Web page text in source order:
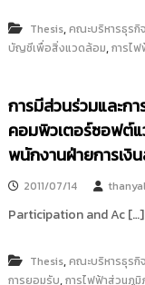
Thesis,คณะบริหารธุรกิ
บัญชีเพื่อสิ่งแวดล้อม,การไ
การมีส่วนร่วมและก
คอมพิวเตอร์ซอฟต์แ
พนักงานฝ่ายการเงิ
2011/07/14
Participation and Ac […]
Thesis,คณะบริหารธุรกิ
การยอมรับ,การไฟฟ้าส่วนภูมิ